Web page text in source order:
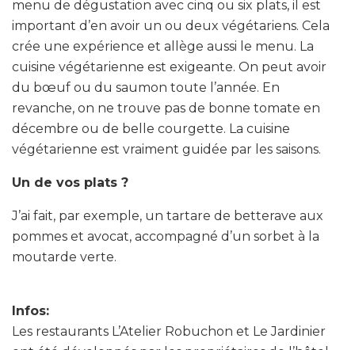
menu de dégustation avec cinq ou six plats, il est
important d’en avoir un ou deux végétariens. Cela
crée une expérience et allège aussi le menu. La
cuisine végétarienne est exigeante. On peut avoir
du bœuf ou du saumon toute l’année. En
revanche, on ne trouve pas de bonne tomate en
décembre ou de belle courgette. La cuisine
végétarienne est vraiment guidée par les saisons.
Un de vos plats ?
J’ai fait, par exemple, un tartare de betterave aux
pommes et avocat, accompagné d’un sorbet à la
moutarde verte.
Infos:
Les restaurants L’Atelier Robuchon et Le Jardinier